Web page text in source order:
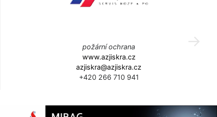
požární ochrana
www.azjiskra.cz
azjiskra@azjiskra.cz
+420 266 710 941